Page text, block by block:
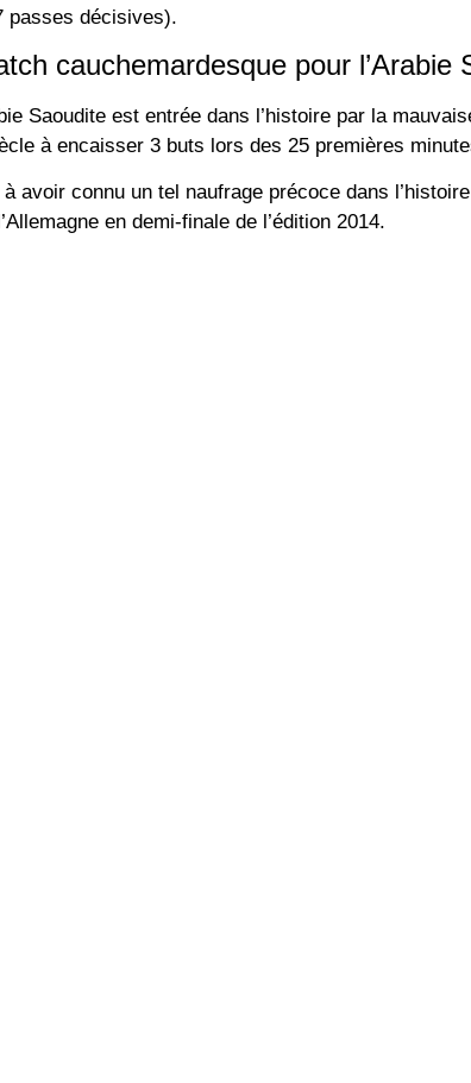
passes décisives).
cauchemardesque pour l’Arabie
Saoudite est entrée dans l’histoire par la
à encaisser 3 buts lors des 25 premières
avoir connu un tel naufrage précoce dans
Allemagne en demi-finale de l’édition 2014.